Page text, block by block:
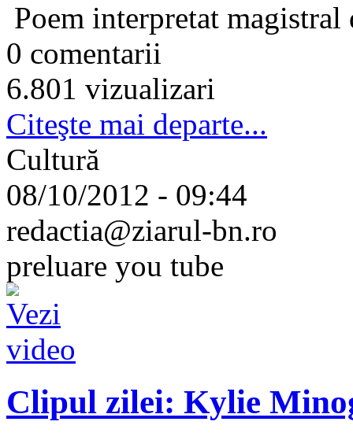
Poem interpretat magistral
0 comentarii
6.801 vizualizari
Citeşte mai departe...
Cultură
08/10/2012 - 09:44
redactia@ziarul-bn.ro
preluare you tube
Clipul zilei: Kylie